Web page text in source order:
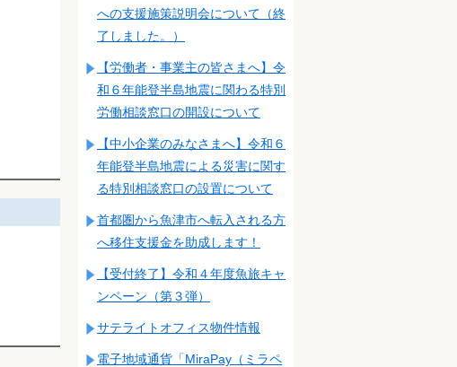
への支援施策説明会について（終
了しました。）
【労働者・事業主の皆さまへ】令
和６年能登半島地震に関わる特別
労働相談窓口の開設について
【中小企業のみなさまへ】令和６
年能登半島地震による災害に関す
る特別相談窓口の設置について
首都圏から魚津市へ転入される方
へ移住支援金を助成します！
【受付終了】令和４年度魚旅キャ
ンペーン（第３弾）
サテライトオフィス物件情報
電子地域通貨「MiraPay（ミラペ